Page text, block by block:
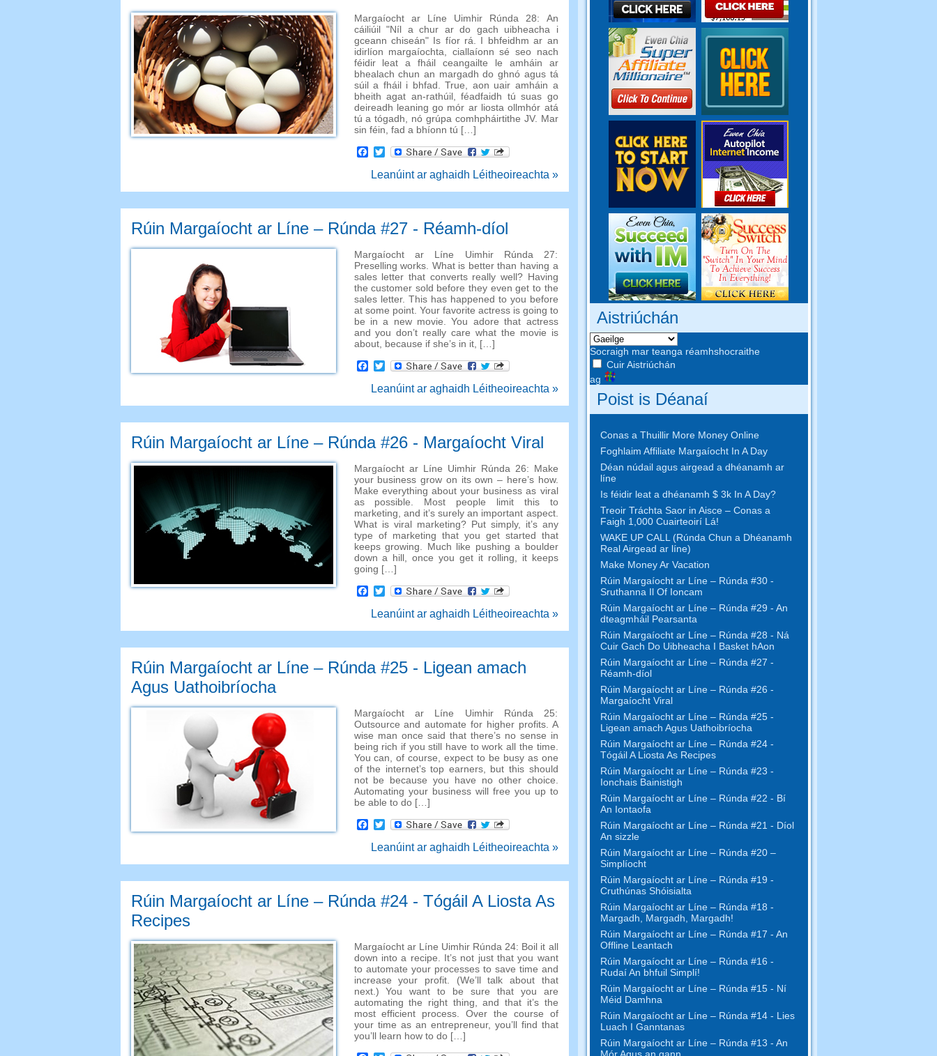
Margaíocht ar Líne Uimhir Rúnda 28: An
cáiliúil "Níl a chur ar do gach uibheacha i
gceann chiseán" Is fíor rá. I bhfeidhm ar an
idirlíon margaíochta, ciallaíonn sé seo nach
féidir leat a fháil ceangailte le amháin ar
bhealach chun an margadh do ghnó agus tá
súil a fháil i bhfad. True, aon uair amháin a
bheith agat an-rathúil, féadfaidh tú suas go
deireadh leaning go mór ar liosta ollmhór atá
tú a tógadh, nó grúpa comhpháirtithe JV. Mar
sin féin, fad a bhíonn tú […]
Facebook
Twitter
Leanúint ar aghaidh Léitheoireachta »
Rúin Margaíocht ar Líne – Rúnda #27 - Réamh-díol
Margaíocht ar Líne Uimhir Rúnda 27:
Preselling works What is better than having a
sales letter that converts really well? Having
the customer sold before they even get to the
sales letter. This has happened to you before
at some point. Your favorite actress is going to
be in a new movie .You adore that actress
and you don’t really care what the movie is
about, because if she’s in it, […]
Facebook
Twitter
Leanúint ar aghaidh Léitheoireachta »
Rúin Margaíocht ar Líne – Rúnda #26 - Margaíocht Viral
Margaíocht ar Líne Uimhir Rúnda 26: Make
your business grow on its own – here’s how.
Make everything about your business as viral
as possible
Most people limit this to
marketing and it’s surely an important aspect.
What is viral marketing? Put simply, it’s any
type of marketing that you get started that
keeps growing
Much like pushing a boulder
down a hill ,once you get it rolling
it keeps
going […]
Facebook
Twitter
Leanúint ar aghaidh Léitheoireachta »
Rúin Margaíocht ar Líne – Rúnda #25 - Ligean amach
Agus Uathoibríocha
Margaíocht ar Líne Uimhir Rúnda 25:
Outsource and automate for higher profits. A
wise man once said that there’s no sense in
being rich if you still have to work all the time
You can ,of course ,expect to be busy as one
of the internet’s top earners, but this should
not be because you have no other choice
Automating your business will free you up to
be able to do[…]
Facebook
Twitter
Leanúint ar aghaidh Léitheoireachta »
Rúin Margaíocht ar Líne – Rúnda #24 - Tógáil A Liosta As
Recipes
Margaíocht ar Líne Uimhir Rúnda 24: Boil it all
down into a recipe
It’s not just that you want
to automate your processes to save time and
increase your profit. (We’ll talk about that
next. )You want to be sure that you are
automating the right thing ,and that it’s the
most efficient process .Over the course of
your time as an entrepreneur, you’ll find that
you’ll learn how to do[…]
Aistriúchán
Socraigh mar teanga réamhshocraithe
Cuir Aistriúchán
ag
Poist is Déanaí
Conas a Thuillir More Money Online
Foghlaim Affiliate Margaíocht In A Day
Déan núdail agus airgead a dhéanamh ar
líne
Is féidir leat a dhéanamh $ 3k In A Day?
Treoir Tráchta Saor in Aisce – Conas a
Faigh 1,000 Cuairteoirí Lá!
WAKE UP CALL (Rúnda Chun a Dhéanamh
Real Airgead ar líne)
Make Money Ar Vacation
Rúin Margaíocht ar Líne – Rúnda #30 -
Sruthanna Il Of Ioncam
Rúin Margaíocht ar Líne – Rúnda #29 - An
dteagmháil Pearsanta
Rúin Margaíocht ar Líne – Rúnda #28 - Ná
Cuir Gach Do Uibheacha I Basket hAon
Rúin Margaíocht ar Líne – Rúnda #27 -
Réamh-díol
Rúin Margaíocht ar Líne – Rúnda #26 -
Margaíocht Viral
Rúin Margaíocht ar Líne – Rúnda #25 -
Ligean amach Agus Uathoibríocha
Rúin Margaíocht ar Líne – Rúnda #24 -
Tógáil A Liosta As Recipes
Rúin Margaíocht ar Líne – Rúnda #23 -
Ionchais Bainistigh
Rúin Margaíocht ar Líne – Rúnda #22 - Bí
An Iontaofa
Rúin Margaíocht ar Líne – Rúnda #21 - Díol
An sizzle
Rúin Margaíocht ar Líne – Rúnda #20 –
Simplíocht
Rúin Margaíocht ar Líne – Rúnda #19 -
Cruthúnas Shóisialta
Rúin Margaíocht ar Líne – Rúnda #18 -
Margadh, Margadh, Margadh!
Rúin Margaíocht ar Líne – Rúnda #17 - An
Offline Leantach
Rúin Margaíocht ar Líne – Rúnda #16 -
Rudaí An bhfuil Simplí!
Rúin Margaíocht ar Líne – Rúnda #15 - Ní
Méid Damhna
Rúin Margaíocht ar Líne – Rúnda #14 - Lies
Luach I Ganntanas
Rúin Margaíocht ar Líne – Rúnda #13 - An
Mór Agus an gann